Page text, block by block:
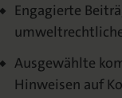
Engagierte
Ausgewählte
Hinweisen auf